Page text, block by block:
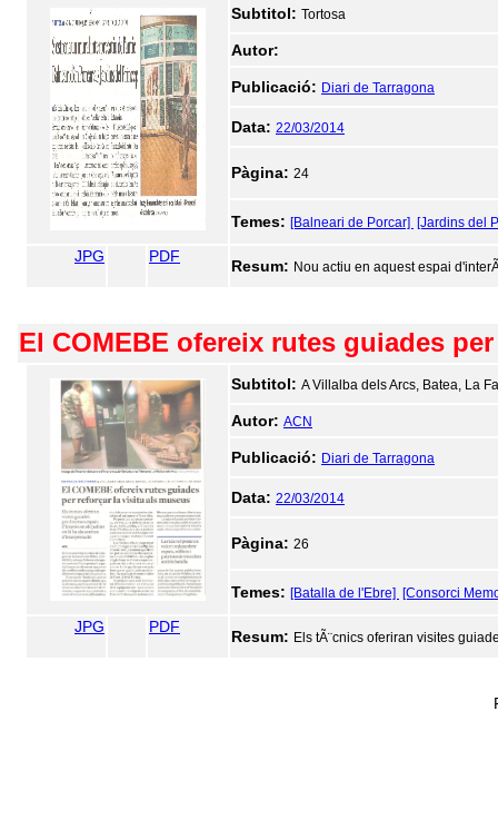
Subtitol: Tortosa
Autor:
Publicació: Diari de Tarragona
Data: 22/03/2014
Pàgina: 24
Temes: [Balneari de Porcar] [Jardins del
JPG PDF
Resum: Nou actiu en aquest espai
El COMEBE ofereix rutes guiades
Subtitol: A Villalba dels Arcs, Batea, La
Autor: ACN
Publicació: Diari de Tarragona
Data: 22/03/2014
Pàgina: 26
Temes: [Batalla de l'Ebre] [Consorci
JPG PDF
Resum: Els tÃ¨cnics oferiran visites